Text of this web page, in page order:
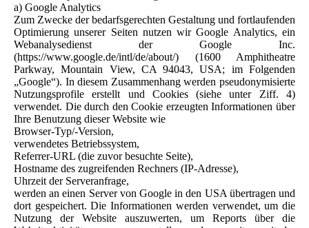
a) Google Analytics
Zum Zwecke der bedarfsgerechten Gestaltung und fortlaufenden
Optimierung unserer Seiten nutzen wir Google Analytics, ein
Webanalysedienst der Google Inc.
(https://www.google.de/intl/de/about/) (1600 Amphitheatre
Parkway, Mountain View, CA 94043, USA; im Folgenden
„Google“). In diesem Zusammenhang werden pseudonymisierte
Nutzungsprofile erstellt und Cookies (siehe unter Ziff. 4)
verwendet. Die durch den Cookie erzeugten Informationen über
Ihre Benutzung dieser Website wie
Browser-Typ/-Version,
verwendetes Betriebssystem,
Referrer-URL (die zuvor besuchte Seite),
Hostname des zugreifenden Rechners (IP-Adresse),
Uhrzeit der Serveranfrage,
werden an einen Server von Google in den USA übertragen und
dort gespeichert. Die Informationen werden verwendet, um die
Nutzung der Website auszuwerten, um Reports über die